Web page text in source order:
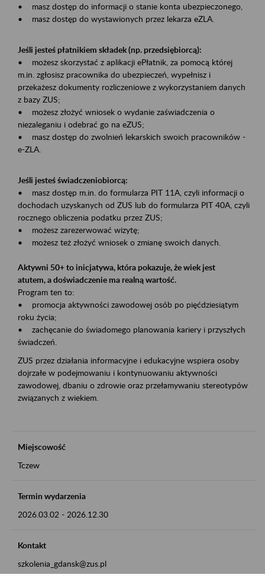
• masz dostęp do informacji o stanie konta ubezpieczonego,
• masz dostęp do wystawionych przez lekarza eZLA.
Jeśli jesteś płatnikiem składek (np. przedsiębiorcą):
• możesz skorzystać z aplikacji ePłatnik, za pomocą której
m.in. zgłosisz pracownika do ubezpieczeń, wypełnisz i
przekażesz dokumenty rozliczeniowe z wykorzystaniem danych
z bazy ZUS;
• możesz złożyć wniosek o wydanie zaświadczenia o
niezaleganiu i odebrać go na eZUS;
• masz dostęp do zwolnień lekarskich swoich pracowników -
e-ZLA.
Jeśli jesteś świadczeniobiorcą:
• masz dostęp m.in. do formularza PIT 11A, czyli informacji o
dochodach uzyskanych od ZUS lub do formularza PIT 40A, czyli
rocznego obliczenia podatku przez ZUS;
• możesz zarezerwować wizytę;
• możesz też złożyć wniosek o zmianę swoich danych.
Aktywni 50+ to inicjatywa, która pokazuje, że wiek jest
atutem, a doświadczenie ma realną wartość.
Program ten to:
• promocja aktywności zawodowej osób po pięćdziesiątym
roku życia;
• zachęcanie do świadomego planowania kariery i przyszłych
świadczeń.
ZUS przez działania informacyjne i edukacyjne wspiera osoby
dojrzałe w podejmowaniu i kontynuowaniu aktywności
zawodowej, dbaniu o zdrowie oraz przełamywaniu stereotypów
związanych z wiekiem.
Miejscowość
Tczew
Termin wydarzenia
2026.03.02 - 2026.12.30
Kontakt
szkolenia_gdansk@zus.pl